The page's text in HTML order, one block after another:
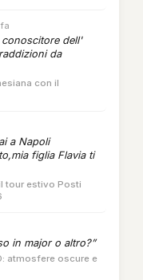
dell'
da
con il
a Napoli
figlia Flavia ti
tour estivo Posti
in major o altro?”
atmosfere oscure e